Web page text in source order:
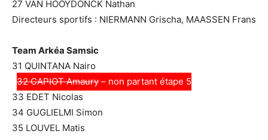
27 VAN HOOYDONCK Nathan
Directeurs sportifs : NIERMANN Grischa, MAASSEN Frans
Team Arkéa Samsic
31 QUINTANA Nairo
32 CAPIOT Amaury – non partant étape 5
33 EDET Nicolas
34 GUGLIELMI Simon
35 LOUVEL Matis